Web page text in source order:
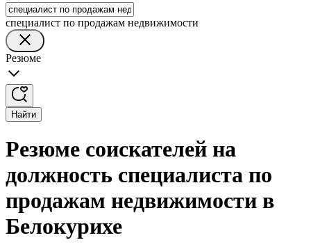
специалист по продажам недвижимости
Резюме
Найти
Резюме соискателей на
должность специалиста по
продажам недвижимости в
Белокурихе